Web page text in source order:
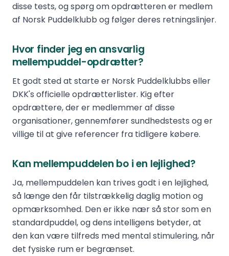
disse tests, og spørg om opdrætteren er medlem
af Norsk Puddelklubb og følger deres retningslinjer.
Hvor finder jeg en ansvarlig
mellempuddel-opdrætter?
Et godt sted at starte er Norsk Puddelklubbs eller
DKK's officielle opdrætterlister. Kig efter
opdrættere, der er medlemmer af disse
organisationer, gennemfører sundhedstests og er
villige til at give referencer fra tidligere købere.
Kan mellempuddelen bo i en lejlighed?
Ja, mellempuddelen kan trives godt i en lejlighed,
så længe den får tilstrækkelig daglig motion og
opmærksomhed. Den er ikke nær så stor som en
standardpuddel, og dens intelligens betyder, at
den kan være tilfreds med mental stimulering, når
det fysiske rum er begrænset.